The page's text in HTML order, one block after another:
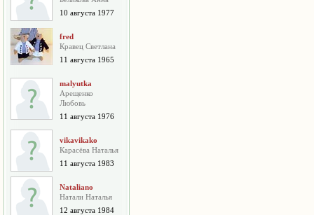
10 августа 1977
fred
Кравец Светлана
11 августа 1965
malyutka
Арещенко
Любовь
11 августа 1976
vikavikako
Карасёва Наталья
11 августа 1983
Nataliano
Натали Наталья
12 августа 1984